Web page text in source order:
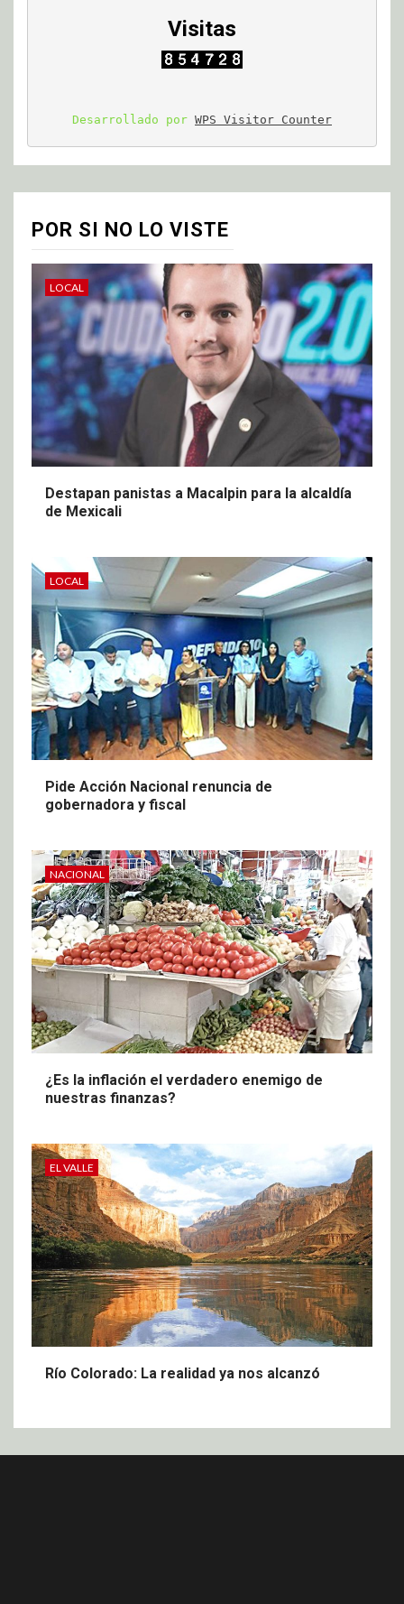
Visitas
Desarrollado por WPS Visitor Counter
POR SI NO LO VISTE
LOCAL
Destapan panistas a Macalpin para la alcaldía
de Mexicali
LOCAL
Pide Acción Nacional renuncia de
gobernadora y fiscal
NACIONAL
¿Es la inflación el verdadero enemigo de
nuestras finanzas?
EL VALLE
Río Colorado: La realidad ya nos alcanzó